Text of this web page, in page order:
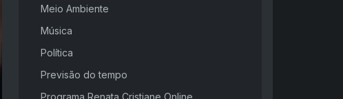
Meio Ambiente
Música
Política
Previsão do tempo
Programa Renata Cristiane Online